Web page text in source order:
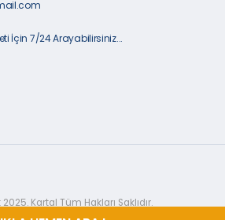
İçin 7/24 Arayabilirsiniz...
Kartal Tüm Hakları Saklıdır.